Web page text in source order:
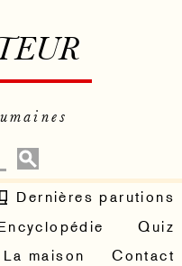
Dernières parutions
Quiz
La maison Contact